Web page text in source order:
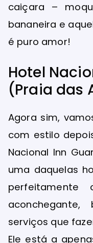
caiçara –
bananeira e
é puro amor!
Hotel
(Praia das
Agora sim,
com estilo
Nacional Inn
uma daquelas
serviços que
Ele está a